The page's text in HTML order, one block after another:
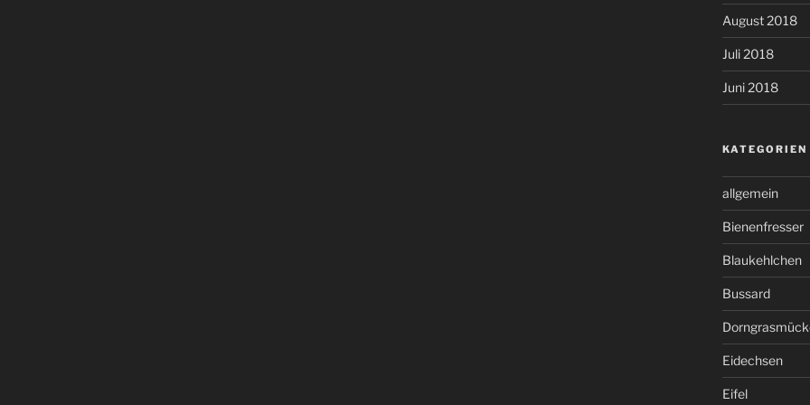
August 2018
Juli 2018
Juni 2018
KATEGORIEN
allgemein
Bienenfresser
Blaukehlchen
Bussard
Eidechsen
Eifel